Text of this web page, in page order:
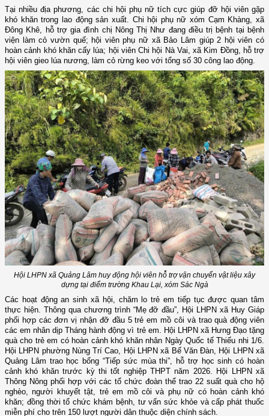
Tại nhiều địa phương, các chi hội phụ nữ tích cực giúp đỡ hội viên gặp
khó khăn trong lao động sản xuất. Chi hội phụ nữ xóm Cạm Khàng, xã
Đông Khê, hỗ trợ gia đình chị Nông Thị Như đang điều trị bệnh tại bệnh
viện làm cỏ vườn quế; hội viên phụ nữ xã Bảo Lâm giúp 2 hội viên có
hoàn cảnh khó khăn cấy lúa; hội viên Chi hội Nà Vai, xã Kim Đồng, hỗ trợ
hội viên gieo lúa nương, làm cỏ rừng keo với tổng số 30 công lao động.
Hội LHPN xã Quảng Lâm huy động hội viên hỗ trợ vận chuyển vật liệu xây
dựng tại điểm trường Khau Lại, xóm Sác Ngà
Các hoạt động an sinh xã hội, chăm lo trẻ em tiếp tục được quan tâm
thực hiện. Thông qua chương trình “Mẹ đỡ đầu”, Hội LHPN xã Huy Giáp
phối hợp các đơn vị nhận đỡ đầu 5 trẻ em mồ côi và trao quà động viên
các em nhân dịp Tháng hành động vì trẻ em. Hội LHPN xã Hưng Đạo tặng
quà cho trẻ em có hoàn cảnh khó khăn nhân Ngày Quốc tế Thiếu nhi 1/6.
Hội LHPN phường Nùng Trí Cao, Hội LHPN xã Bế Văn Đàn, Hội LHPN xã
Quảng Lâm trao học bổng “Tiếp sức mùa thi”, hỗ trợ học sinh có hoàn
cảnh khó khăn trước kỳ thi tốt nghiệp THPT năm 2026. Hội LHPN xã
Thông Nông phối hợp với các tổ chức đoàn thể trao 22 suất quà cho hộ
nghèo, người khuyết tật, trẻ em mồ côi và phụ nữ có hoàn cảnh khó
khăn; đồng thời tổ chức khám bệnh, tư vấn sức khỏe và cấp phát thuốc
miễn phí cho trên 150 lượt người dân thuộc diện chính sách.